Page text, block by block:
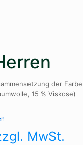
der Farbe
15 % Viskose)
MwSt.